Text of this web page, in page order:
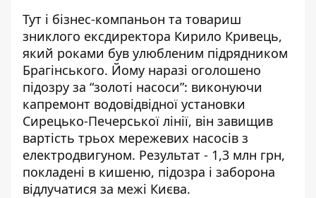
Тут і бізнес-компаньон та товариш
зниклого ексдиректора Кирило Кривець,
який роками був улюбленим підрядником
Брагінського. Йому наразі оголошено
підозру за “золоті насоси”: виконуючи
капремонт водовідвідної установки
Сирецько-Печерської лінії, він завищив
вартість трьох мережевих насосів з
електродвигуном. Результат - 1,3 млн грн,
покладені в кишеню, підозра і заборона
відлучатися за межі Києва.